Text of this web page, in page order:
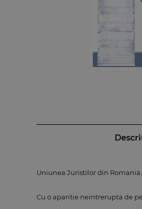
Uniunea Juristilor din Romania
Cu o aparitie neintrerupta de